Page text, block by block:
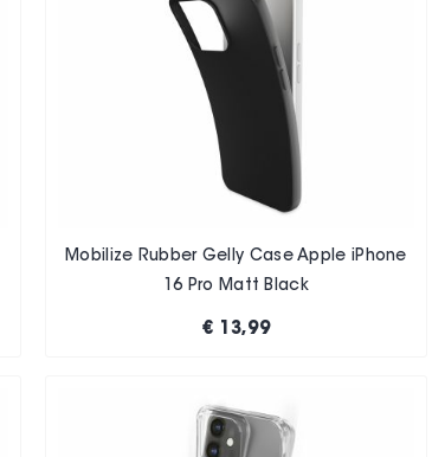
Mobilize Rubber Gelly Case Apple iPhone
16 Pro Matt Black
€ 13,99